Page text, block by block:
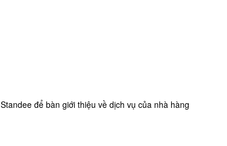
Standee để bàn giới thiệu về dịch vụ của nhà hàng